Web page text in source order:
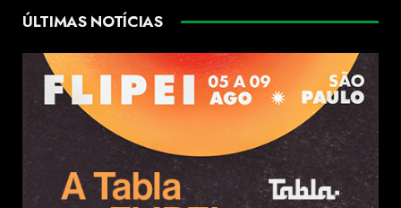
ÚLTIMAS NOTÍCIAS